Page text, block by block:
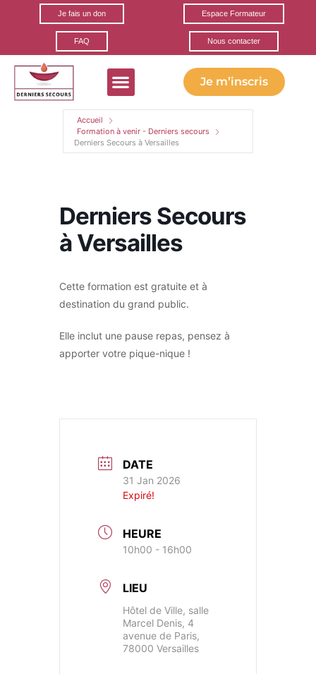
Je fais un don Espace Formateur
FAQ Nous contacter
Je m’inscris
Accueil
Formation à venir - Derniers secours
Derniers Secours à Versailles
Derniers Secours
à Versailles
Cette formation est gratuite et à
destination du grand public.
Elle inclut une pause repas, pensez à
apporter votre pique-nique !
DATE
31 Jan 2026
Expiré!
HEURE
10h00 - 16h00
LIEU
Hôtel de Ville, salle
Marcel Denis, 4
avenue de Paris,
78000 Versailles